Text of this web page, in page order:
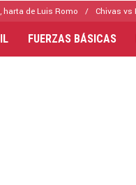
harta de Luis Romo Chivas vs
FUERZAS BÁSICAS